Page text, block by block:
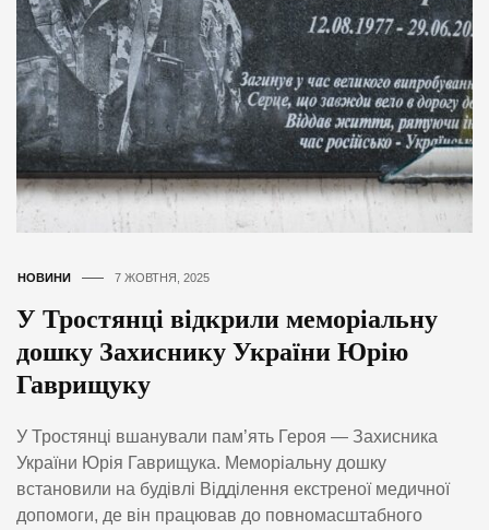
НОВИНИ 7 ЖОВТНЯ, 2025
У Тростянці відкрили меморіальну
дошку Захиснику України Юрію
Гаврищуку
У Тростянці вшанували пам’ять Героя — Захисника
України Юрія Гаврищука. Меморіальну дошку
встановили на будівлі Відділення екстреної медичної
допомоги, де він працював до повномасштабного